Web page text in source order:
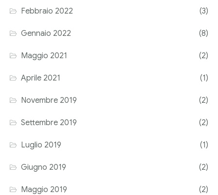
Corriere tributario
Editore Euroconference
Il Giornale del Revisore
Forum Fiscale
Articoli
Febbraio 2022 (3)
Gennaio 2022 (8)
Maggio 2021 (2)
Aprile 2021 (1)
Novembre 2019 (2)
Settembre 2019 (2)
Luglio 2019 (1)
Giugno 2019 (2)
Maggio 2019 (2)